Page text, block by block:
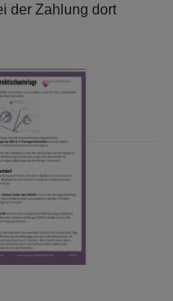
der Zahlung dort